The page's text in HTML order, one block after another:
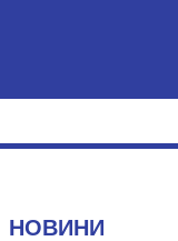
НОВИНИ